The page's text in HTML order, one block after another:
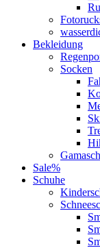
Bekleidung
Socken
Sale%
Schuhe